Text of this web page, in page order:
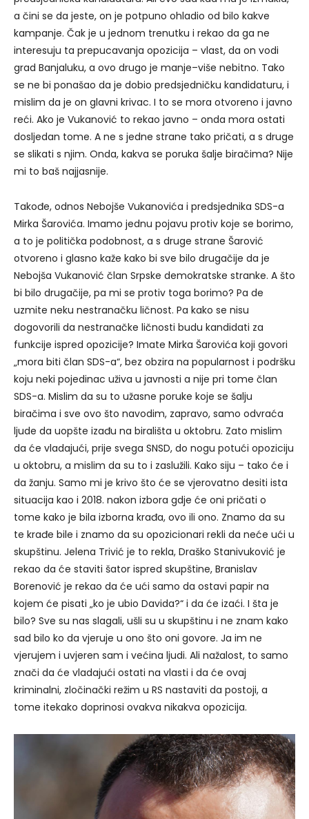
a čini se da jeste, on je potpuno ohladio od bilo kakve
kampanje. Čak je u jednom trenutku i rekao da ga ne
interesuju ta prepucavanja opozicija – vlast, da on vodi
grad Banjaluku, a ovo drugo je manje–više nebitno. Tako
se ne bi ponašao da je dobio predsjedničku kandidaturu, i
mislim da je on glavni krivac. I to se mora otvoreno i javno
reći. Ako je Vukanović to rekao javno – onda mora ostati
dosljedan tome. A ne s jedne strane tako pričati, a s druge
se slikati s njim. Onda, kakva se poruka šalje biračima? Nije
mi to baš najjasnije.
Takođe, odnos Nebojše Vukanovića i predsjednika SDS-a
Mirka Šarovića. Imamo jednu pojavu protiv koje se borimo,
a to je politička podobnost, a s druge strane Šarović
otvoreno i glasno kaže kako bi sve bilo drugačije da je
Nebojša Vukanović član Srpske demokratske stranke. A što
bi bilo drugačije, pa mi se protiv toga borimo? Pa de
uzmite neku nestranačku ličnost. Pa kako se nisu
dogovorili da nestranačke ličnosti budu kandidati za
funkcije ispred opozicije? Imate Mirka Šarovića koji govori
„mora biti član SDS-a“, bez obzira na popularnost i podršku
koju neki pojedinac uživa u javnosti a nije pri tome član
SDS-a. Mislim da su to užasne poruke koje se šalju
biračima i sve ovo što navodim, zapravo, samo odvraća
ljude da uopšte izađu na birališta u oktobru. Zato mislim
da će vladajući, prije svega SNSD, do nogu potući opoziciju
u oktobru, a mislim da su to i zaslužili. Kako siju – tako će i
da žanju. Samo mi je krivo što će se vjerovatno desiti ista
situacija kao i 2018. nakon izbora gdje će oni pričati o
tome kako je bila izborna krađa, ovo ili ono. Znamo da su
te krađe bile i znamo da su opozicionari rekli da neće ući u
skupštinu. Jelena Trivić je to rekla, Draško Stanivuković je
rekao da će staviti šator ispred skupštine, Branislav
Borenović je rekao da će ući samo da ostavi papir na
kojem će pisati „ko je ubio Davida?“ i da će izaći. I šta je
bilo? Sve su nas slagali, ušli su u skupštinu i ne znam kako
sad bilo ko da vjeruje u ono što oni govore. Ja im ne
vjerujem i uvjeren sam i većina ljudi. Ali nažalost, to samo
znači da će vladajući ostati na vlasti i da će ovaj
kriminalni, zločinački režim u RS nastaviti da postoji, a
tome itekako doprinosi ovakva nikakva opozicija.